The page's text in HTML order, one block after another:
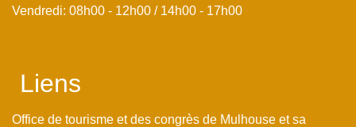
Vendredi: 08h00 - 12h00 / 14h00 - 17h00
Liens
Office de tourisme et des congrès de Mulhouse et sa